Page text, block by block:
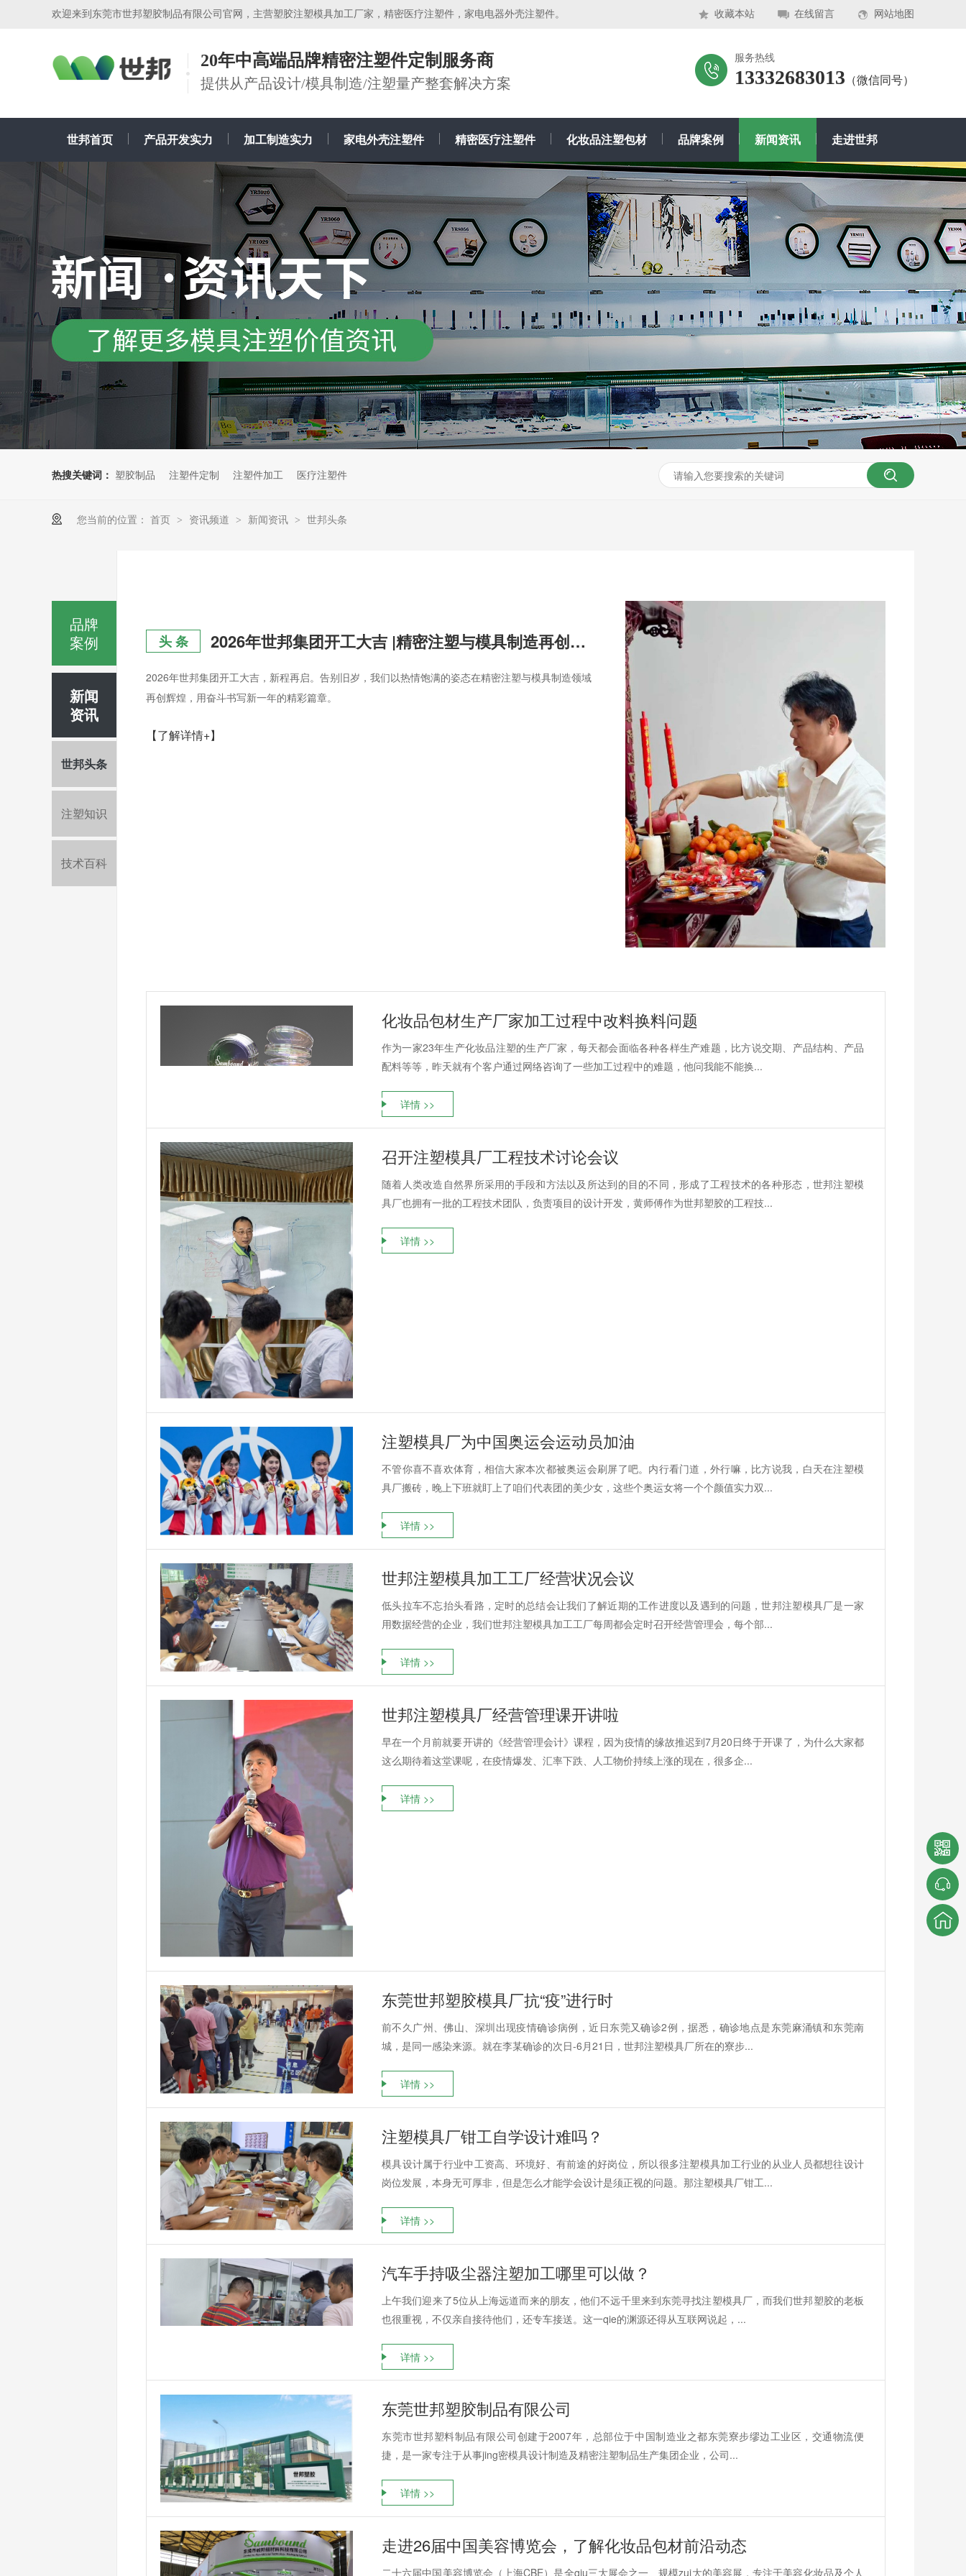
收藏本站 在线留言 网站地图
欢迎来到东莞市世邦塑胶制品有限公司官网，主营塑胶注塑模具加工厂家，精密医疗注塑件，家电电器外壳注塑件。
服务热线
13332683013 （微信同号）
20年中高端品牌精密注塑件定制服务商
提供从产品设计/模具制造/注塑量产整套解决方案
世邦首页 产品开发实力 加工制造实力 家电外壳注塑件 精密医疗注塑件 化妆品注塑包材 品牌案例 新闻资讯 走进世邦
热搜关键词： 塑胶制品 注塑件定制 注塑件加工 医疗注塑件
您当前的位置： 首页 > 资讯频道 > 新闻资讯 > 世邦头条
头 条 2026年世邦集团开工大吉 |精密注塑与模具制造再创辉煌
2026年世邦集团开工大吉，新程再启。告别旧岁，我们以热情饱满的姿态在精密注塑与模具制造领域
再创辉煌，用奋斗书写新一年的精彩篇章。
【了解详情+】
化妆品包材生产厂家加工过程中改料换料问题
作为一家23年生产化妆品注塑的生产厂家，每天都会面临各种各样生产难题，比方说交期、产品结构、产品
配料等等，昨天就有个客户通过网络咨询了一些加工过程中的难题，他问我能不能换...
详情 >>
召开注塑模具厂工程技术讨论会议
随着人类改造自然界所采用的手段和方法以及所达到的目的不同，形成了工程技术的各种形态，世邦注塑模
具厂也拥有一批的工程技术团队，负责项目的设计开发，黄师傅作为世邦塑胶的工程技...
详情 >>
注塑模具厂为中国奥运会运动员加油
不管你喜不喜欢体育，相信大家本次都被奥运会刷屏了吧。内行看门道，外行嘛，比方说我，白天在注塑模
具厂搬砖，晚上下班就盯上了咱们代表团的美少女，这些个奥运女将一个个颜值实力双...
详情 >>
世邦注塑模具加工工厂经营状况会议
低头拉车不忘抬头看路，定时的总结会让我们了解近期的工作进度以及遇到的问题，世邦注塑模具厂是一家
用数据经营的企业，我们世邦注塑模具加工工厂每周都会定时召开经营管理会，每个部...
详情 >>
世邦注塑模具厂经营管理课开讲啦
早在一个月前就要开讲的《经营管理会计》课程，因为疫情的缘故推迟到7月20日终于开课了，为什么大家都
这么期待着这堂课呢，在疫情爆发、汇率下跌、人工物价持续上涨的现在，很多企...
详情 >>
东莞世邦塑胶模具厂抗“疫”进行时
前不久广州、佛山、深圳出现疫情确诊病例，近日东莞又确诊2例，据悉，确诊地点是东莞麻涌镇和东莞南
城，是同一感染来源。就在李某确诊的次日-6月21日，世邦注塑模具厂所在的寮步...
详情 >>
注塑模具厂钳工自学设计难吗？
模具设计属于行业中工资高、环境好、有前途的好岗位，所以很多注塑模具加工行业的从业人员都想往设计
岗位发展，本身无可厚非，但是怎么才能学会设计是须正视的问题。那注塑模具厂钳工...
详情 >>
汽车手持吸尘器注塑加工哪里可以做？
上午我们迎来了5位从上海远道而来的朋友，他们不远千里来到东莞寻找注塑模具厂，而我们世邦塑胶的老板
也很重视，不仅亲自接待他们，还专车接送。这一qie的渊源还得从互联网说起，...
详情 >>
东莞世邦塑胶制品有限公司
东莞市世邦塑料制品有限公司创建于2007年，总部位于中国制造业之都东莞寮步缪边工业区，交通物流便
捷，是一家专注于从事jing密模具设计制造及精密注塑制品生产集团企业，公司...
详情 >>
走进26届中国美容博览会，了解化妆品包材前沿动态
二十六届中国美容博览会（上海CBE）是全qiu三大展会之一、规模zui大的美容展，专注于美容化妆品及个人
品牌
案例
新闻
资讯
世邦头条
注塑知识
技术百科